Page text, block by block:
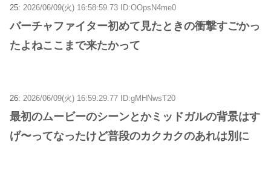
25: 2026/06/09(火) 16:58:59.73 ID:OOpsN4me0
バーチャファイター初めて見たときの衝撃すごかっ
たよねここまで来たかって
26: 2026/06/09(火) 16:59:29.77 ID:gMHNwsT20
最初のムービーのシーンとかミッドガルの背景はす
げ〜ってなったけど普段のカクカクのあれは別に